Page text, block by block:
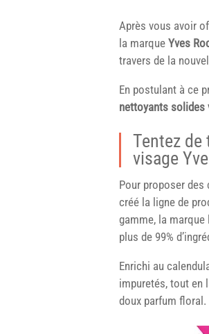
Après vous avoir
la marque Yves
travers de la
En postulant à ce
nettoyants solides
Tentez
visage
Pour proposer des
créé la ligne de
gamme, la
plus de 99%
Enrichi au
impuretés, tout en
doux parfum floral.